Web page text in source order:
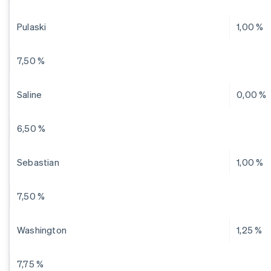
Pulaski 1,00 %
7,50 %
Saline 0,00 %
6,50 %
Sebastian 1,00 %
7,50 %
Washington 1,25 %
7,75 %